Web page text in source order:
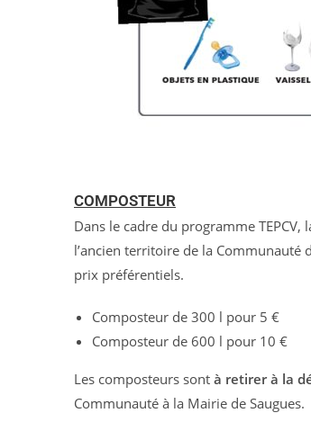
COMPOSTEUR
Dans le cadre du programme
l’ancien territoire de la Communauté
prix préférentiels.
Composteur de 300 l pour 5 €
Composteur de 600 l pour 10 €
Les composteurs sont à retirer à la
Communauté à la Mairie de Saugues.